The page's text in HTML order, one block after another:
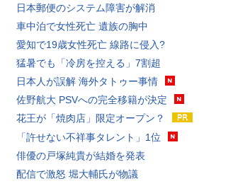
日本郵便のシステム障害が解消
車中泊で女性死亡 遺族の胸中
愛知で19歳女性死亡 線路に侵入?
猛暑でも「冷房を控える」7割超
日本人が誤解 海外タトゥー事情
佐野航大 PSVへの完全移籍が決定
花王が「焼肉店」限定オープン？
「許せない不祥事タレント」1位
俳優の戸塚純貴が結婚を発表
配信で激怒 堀大輔氏が物議